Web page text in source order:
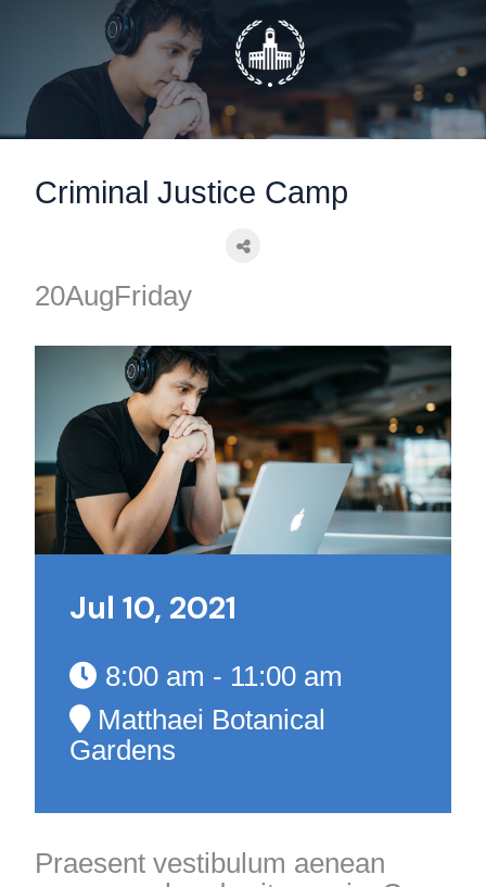
static-aside-menu-toggler
Criminal Justice Camp
20AugFriday
Jul 10, 2021
8:00 am - 11:00 am
Matthaei Botanical
Gardens
Praesent vestibulum aenean